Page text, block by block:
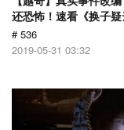
还恐怖！速看《换子疑
# 536
2019-05-31 03:32